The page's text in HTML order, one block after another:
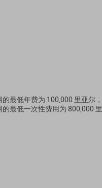
最低年费为 100,000 里亚尔，
的最低一次性费用为 800,000 里